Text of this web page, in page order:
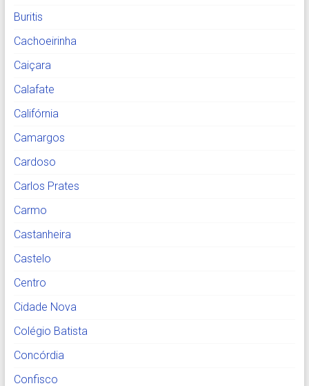
Buritis
Cachoeirinha
Caiçara
Calafate
Califórnia
Camargos
Cardoso
Carlos Prates
Carmo
Castanheira
Castelo
Centro
Cidade Nova
Colégio Batista
Concórdia
Confisco